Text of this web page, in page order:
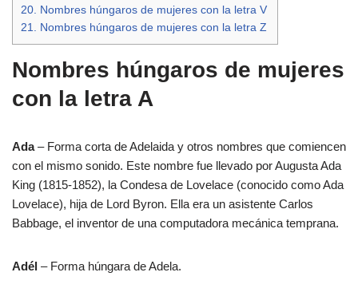
20. Nombres húngaros de mujeres con la letra V
21.
Nombres húngaros de mujeres con la letra Z
Nombres húngaros de mujeres
con la letra A
Ada– Forma corta de Adelaida y otros nombres que comiencen
con el mismo sonido. Este nombre fue llevado por Augusta Ada
King (1815-1852), la Condesa de Lovelace (conocido como Ada
Lovelace), hija de Lord Byron. Ella era un asistente Carlos
Babbage, el inventor de una computadora mecánica temprana.
Adél – Forma húngara de Adela.